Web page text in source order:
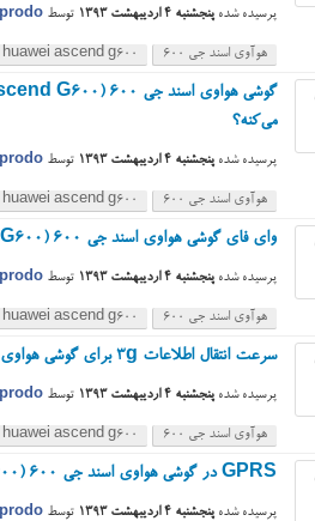
پرسیده شده پنجشنبه ۴ اردیبهشت ۱۳۹۳ توسط prodo
هوآوی اسند جی ۶۰۰ huawei ascend g600
می‌کنه؟
پرسیده شده پنجشنبه ۴ اردیبهشت ۱۳۹۳ توسط prodo
هوآوی اسند جی ۶۰۰ huawei ascend g600
وای فای گوشی هواوی اسند جی ۶۰۰ (Huawei Ascend G600) چه خصوصیاتی داره؟
پرسیده شده پنجشنبه ۴ اردیبهشت ۱۳۹۳ توسط prodo
هوآوی اسند جی ۶۰۰ huawei ascend g600
سرعت انتقال اطلاعات 3g برای گوشی هواوی اسند جی ۶۰۰ (Huawei Ascend G600)
پرسیده شده پنجشنبه ۴ اردیبهشت ۱۳۹۳ توسط prodo
هوآوی اسند جی ۶۰۰ huawei ascend g600
GPRS در گوشی هواوی اسند جی ۶۰۰ (Huawei Ascend G600) پشتیبانی می‌شه؟
پرسیده شده پنجشنبه ۴ اردیبهشت ۱۳۹۳ توسط prodo